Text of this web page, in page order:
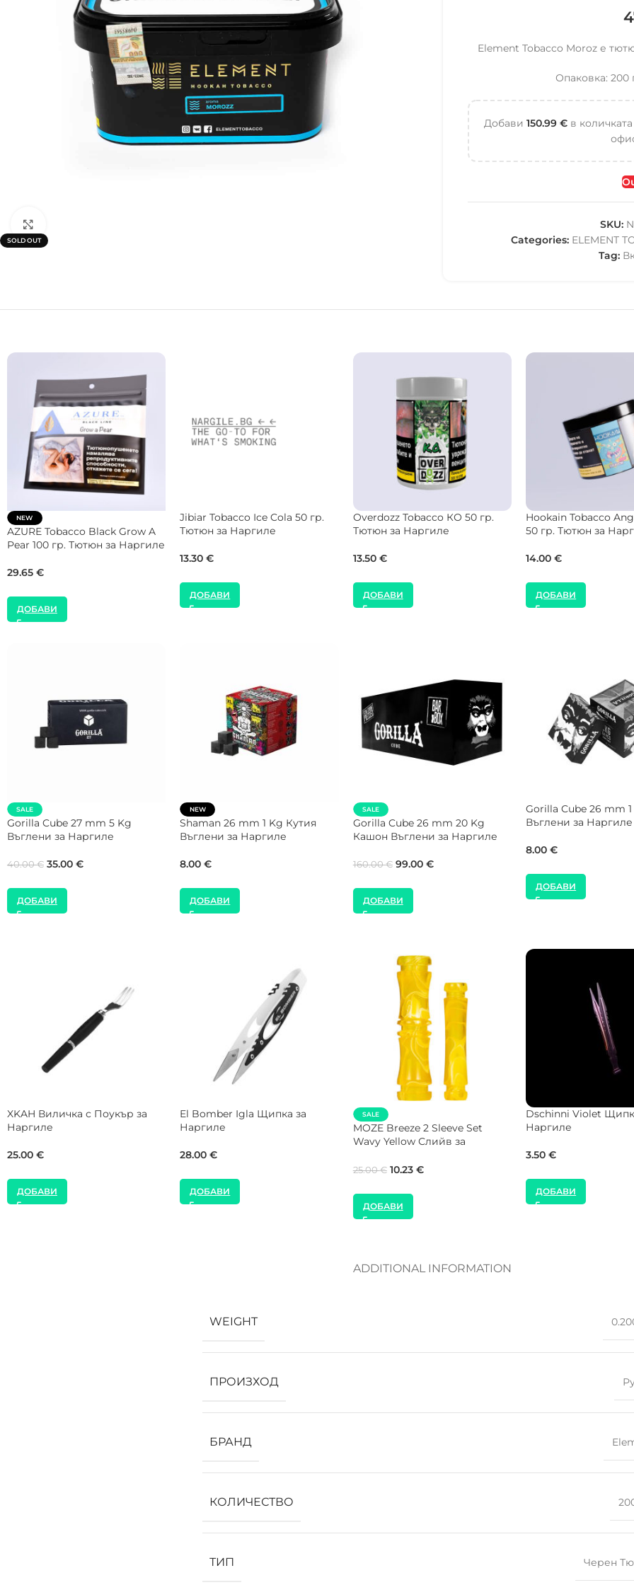
SOLD OUT
Element Tobacco Moroz е
Опаковка: 200
Добави 150.99 €в
SKU:
Categories: ELEMENT
Tag:
Spectrum Tobacco Spicy
Cheese 25 гр. Тютюн за
Наргиле
ДОБАВИ
Overdozz Tobacco Judgment
Day 50 гр. Тютюн за Наргиле
13.50€
ДОБАВИ
Starbuzz Tobacco Sexy Beach
100 гр. Тютюн за Наргиле
24.54€
ДОБАВИ
Musthave Tobacco
125 гр. Тютюн за
41.00€
ДОБАВИ
SALE
Gorilla Cube 28 mm 5 Kg
Въглени за Наргиле
40.00€ 35.00 €
ДОБАВИ
SALE
NEW
COCOLOCO 26 mm 20 Kg
ДОБАВИ
SALE
Gorilla Cube 28 mm 20 Kg
Кашон Въглени за Наргиле
160.00€ 99.00 €
ДОБАВИ
SALE
NEW
Кашон Въглени за
180.00 120.00
Alpha Hookah Snake 04
Чинийка за Наргиле
21.00 €
ДОБАВИ
NEW
MOZE Shisha Carbon Wavy
ДОБАВИ
JOY Purple Персонален
Мундщук за Наргиле
ДОБАВИ
Alpha Hookah Hover
Silver Upgrade за
17.00€
ДОБАВИ
ADDITIONAL INFORMATION
WEIGHT
ПРОИЗХОД
БРАНД
КОЛИЧЕСТВО
ТИП Черен